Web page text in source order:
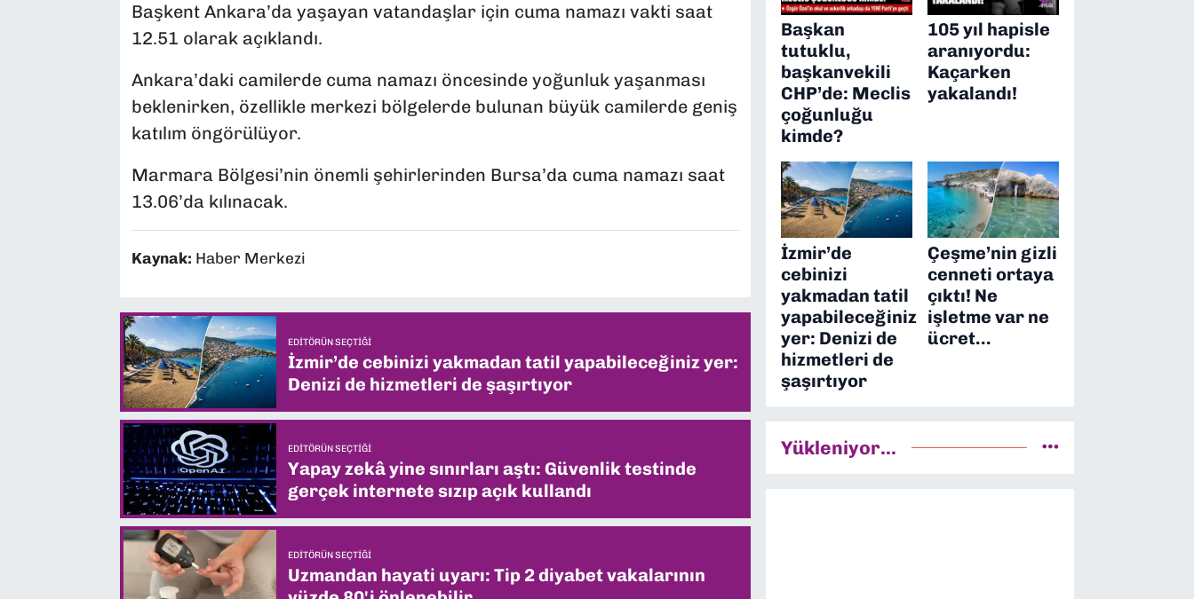
Başkent Ankara’da yaşayan vatandaşlar için cuma namazı vakti saat
12.51 olarak açıklandı.
Ankara’daki camilerde cuma namazı öncesinde yoğunluk yaşanması
beklenirken, özellikle merkezi bölgelerde bulunan büyük camilerde geniş
katılım öngörülüyor.
Marmara Bölgesi’nin önemli şehirlerinden Bursa’da cuma namazı saat
13.06’da kılınacak.
Kaynak: Haber Merkezi
EDITÖRÜN SEÇTIĞI
İzmir’de cebinizi yakmadan tatil yapabileceğiniz yer:
Denizi de hizmetleri de şaşırtıyor
EDITÖRÜN SEÇTIĞI
Yapay zekâ yine sınırları aştı: Güvenlik testinde
gerçek internete sızıp açık kullandı
EDITÖRÜN SEÇTIĞI
Uzmandan hayati uyarı: Tip 2 diyabet vakalarının
Başkan
tutuklu,
başkanvekili
CHP’de: Meclis
çoğunluğu
kimde?
105 yıl hapisle
aranıyordu:
Kaçarken
yakalandı!
İzmir’de
cebinizi
yakmadan tatil
yapabileceğiniz
yer: Denizi de
hizmetleri de
şaşırtıyor
Çeşme’nin gizli
cenneti ortaya
çıktı! Ne
işletme var ne
ücret…
Yükleniyor...